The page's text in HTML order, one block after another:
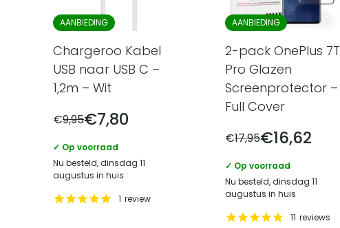
AANBIEDING
Chargeroo Kabel
USB naar USB C –
1,2m – Wit
€9,95€7,80
✓ Op voorraad
Nu besteld, dinsdag 11
augustus in huis
1 review
AANBIEDING
2-pack OnePlus 7T
Pro Glazen
Screenprotector –
Full Cover
€17,95€16,62
✓ Op voorraad
Nu besteld, dinsdag 11
augustus in huis
11 reviews